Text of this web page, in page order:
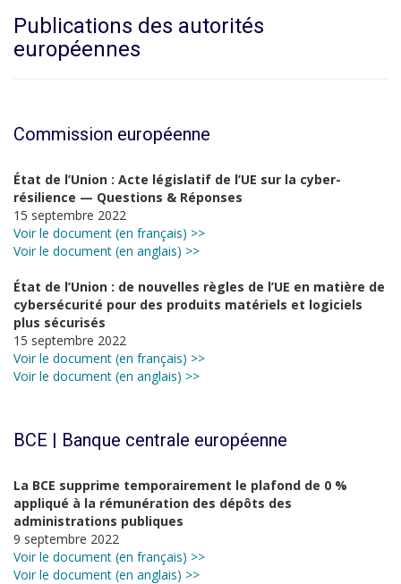
Publications des autorités
européennes
Commission européenne
État de l’Union : Acte législatif de l’UE sur la cyber-
résilience — Questions & Réponses
15 septembre 2022
Voir le document (en français) >>
Voir le document (en anglais) >>
État de l’Union : de nouvelles règles de l’UE en matière de
cybersécurité pour des produits matériels et logiciels
plus sécurisés
15 septembre 2022
Voir le document (en français) >>
Voir le document (en anglais) >>
BCE | Banque centrale européenne
La BCE supprime temporairement le plafond de 0 %
appliqué à la rémunération des dépôts des
administrations publiques
9 septembre 2022
Voir le document (en français) >>
Voir le document (en anglais) >>